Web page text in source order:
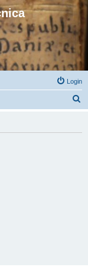
Login